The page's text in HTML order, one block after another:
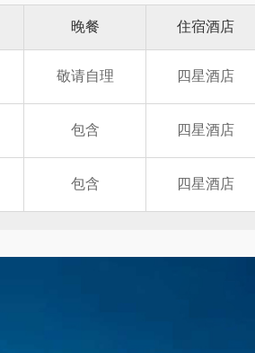
晚餐 住宿酒店
敬请自理 四星酒店
包含 四星酒店
包含 四星酒店